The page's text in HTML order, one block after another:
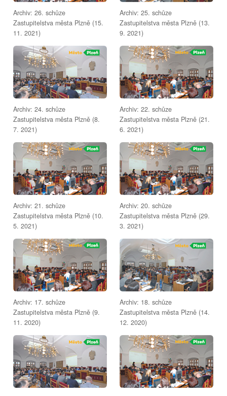
Archiv: 26. schůze
Zastupitelstva města Plzně (15.
11. 2021)
Archiv: 25. schůze
Zastupitelstva města Plzně (13.
9. 2021)
Archiv: 24. schůze
Zastupitelstva města Plzně (8.
7. 2021)
Archiv: 22. schůze
Zastupitelstva města Plzně (21.
6. 2021)
Archiv: 21. schůze
Zastupitelstva města Plzně (10.
5. 2021)
Archiv: 20. schůze
Zastupitelstva města Plzně (29.
3. 2021)
Archiv: 17. schůze
Zastupitelstva města Plzně (9.
11. 2020)
Archiv: 18. schůze
Zastupitelstva města Plzně (14.
12. 2020)